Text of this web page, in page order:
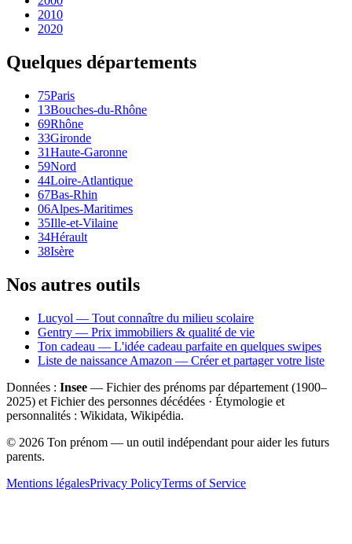
2010
2020
Quelques départements
75Paris
13Bouches-du-Rhône
69Rhône
33Gironde
31Haute-Garonne
59Nord
44Loire-Atlantique
67Bas-Rhin
06Alpes-Maritimes
35Ille-et-Vilaine
34Hérault
38Isère
Nos autres outils
Lucyol — Tout connaître du milieu scolaire
Gentry — Prix immobiliers & qualité de vie
Ton cadeau — L'idée cadeau parfaite en quelques swipes
Liste de naissance Amazon — Créer et partager votre liste
Données : Insee — Fichier des prénoms par département (1900–
2025) et Fichier des personnes décédées · Étymologie et
personnalités : Wikidata, Wikipédia.
© 2026 Ton prénom — un outil indépendant pour aider les futurs
parents.
Mentions légalesPrivacy PolicyTerms of Service